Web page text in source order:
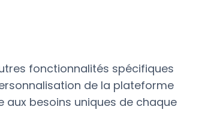
fonctionnalités spécifiques
de la plateforme
besoins uniques de chaque